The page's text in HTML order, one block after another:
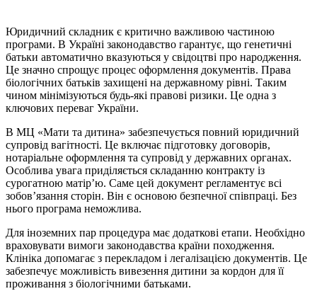
Юридичний складник є критично важливою частиною
програми. В Україні законодавство гарантує, що генетичні
батьки автоматично вказуються у свідоцтві про народження.
Це значно спрощує процес оформлення документів. Права
біологічних батьків захищені на державному рівні. Таким
чином мінімізуються будь-які правові ризики. Це одна з
ключових переваг України.
В МЦ «Мати та дитина» забезпечується повний юридичний
супровід вагітності. Це включає підготовку договорів,
нотаріальне оформлення та супровід у державних органах.
Особлива увага приділяється складанню контракту із
сурогатною матір’ю. Саме цей документ регламентує всі
зобов’язання сторін. Він є основою безпечної співпраці. Без
нього програма неможлива.
Для іноземних пар процедура має додаткові етапи. Необхідно
враховувати вимоги законодавства країни походження.
Клініка допомагає з перекладом і легалізацією документів. Це
забезпечує можливість вивезення дитини за кордон для її
проживання з біологічними батьками.